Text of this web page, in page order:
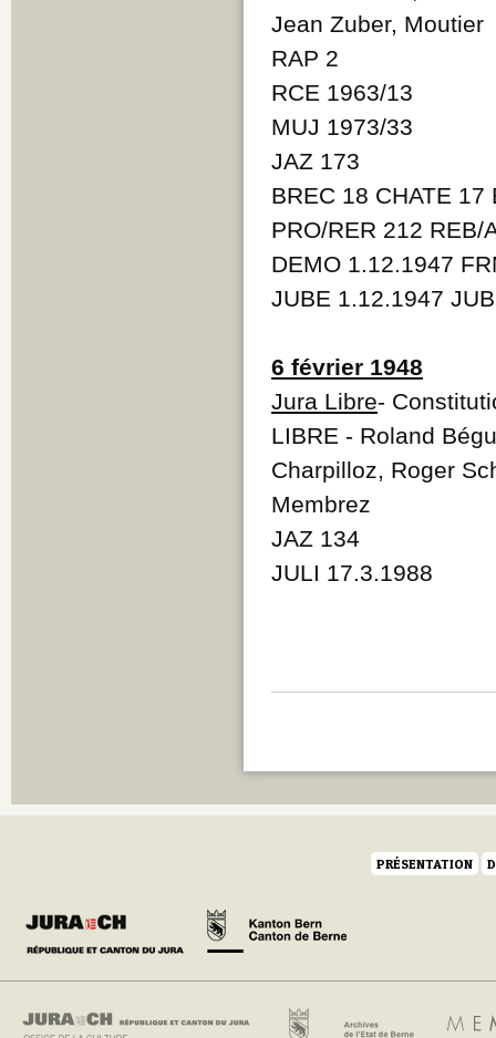
Jean Zuber, Moutier
RAP 2
RCE 1963/13
MUJ 1973/33
JAZ 173
BREC 18 CHATE
PRO/RER 212 REB/
DEMO 1.12.1947
JUBE 1.12.1947
6 février 1948
Jura Libre-
LIBRE - Roland
Charpilloz, Roger
Membrez
JAZ 134
JULI 17.3.1988
PRÉSENTATION